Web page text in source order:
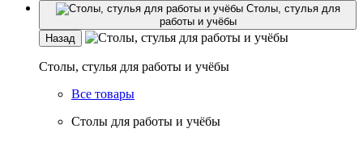
Столы, стулья для
работы и учёбы
Назад
Столы, стулья для работы и учёбы
Все товары
Столы для работы и учёбы